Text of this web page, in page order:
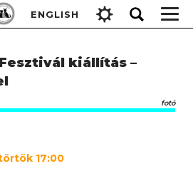
ENGLISH
kiállítás –
fotó
17:00